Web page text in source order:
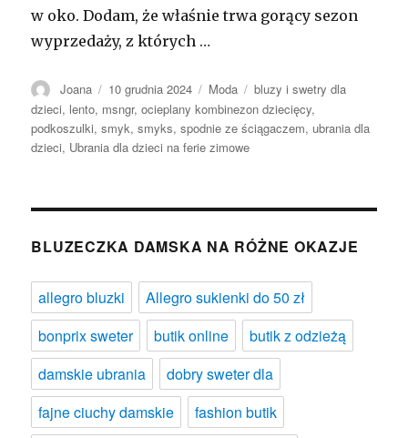
w oko. Dodam, że właśnie trwa gorący sezon
wyprzedaży, z których …
Autor
Joana Opublikowano
10 grudnia 2024 Kategorie
Moda Tagi
bluzy i swetry dla
dzieci, lento, msngr,ocieplany kombinezon dziecięcy,
podkoszulki,smyk,smyks,spodnie ze ściągaczem, ubrania dla
dzieci, Ubrania dla dzieci na ferie zimowe
BLUZECZKA DAMSKA NA RÓŻNE OKAZJE
allegro bluzki
Allegro sukienki do 50 zł
bonprix sweter
butik online
butik z odzieżą
damskie ubrania
dobry sweter dla
fajne ciuchy damskie
fashion butik